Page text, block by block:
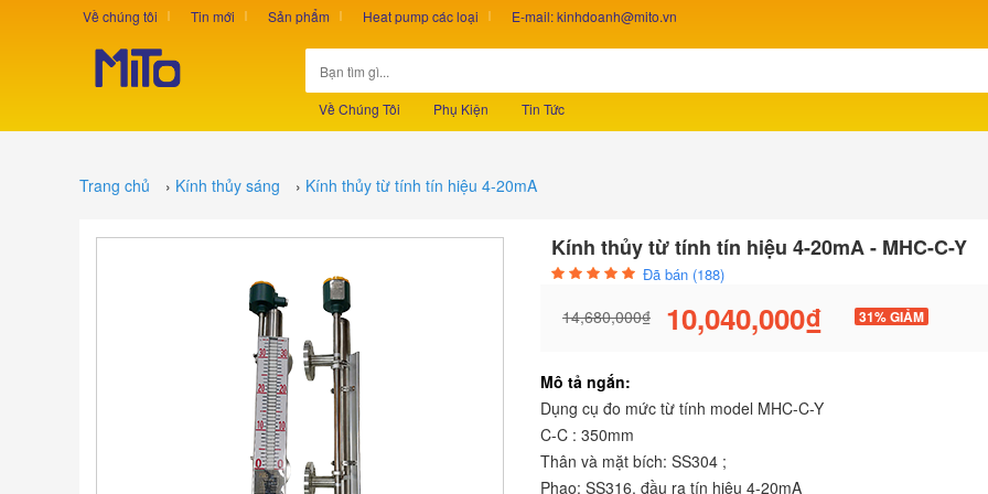
Về chúng tôi Tin mới Sản phẩm Heat pump các loại E-mail: kinhdoanh@mito.vn
Về Chúng Tôi Phụ Kiện Tin Tức
Trang chủ › Kính thủy sáng › Kính thủy từ tính tín hiệu 4-20mA
Kính thủy từ tính tín hiệu 4-20mA - MHC-C-Y
Đã bán (188)
14,680,000₫ 10,040,000₫ 31% GIẢM
Mô tả ngắn:
Dụng cụ đo mức từ tính model MHC-C-Y
C-C : 350mm
Thân và mặt bích: SS304 ;
Phao: SS316, đầu ra tín hiệu 4-20mA